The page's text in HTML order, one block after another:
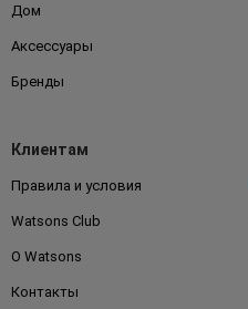
Дом
Аксессуары
Бренды
Клиентам
Правила и условия
Watsons Club
О Watsons
Контакты